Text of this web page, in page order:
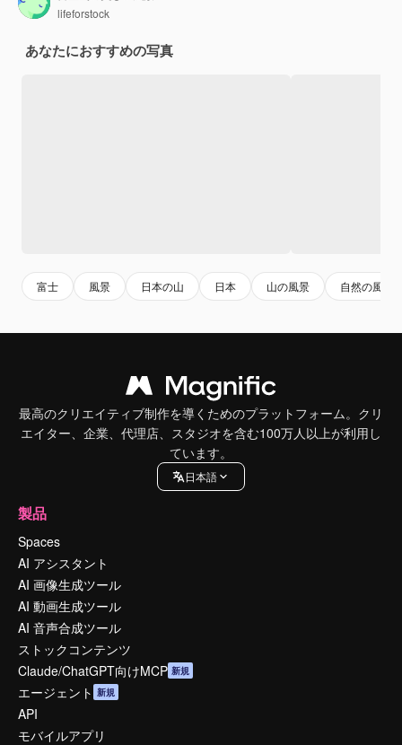
lifeforstock
あなたにおすすめの写真
富士 風景 日本の山 日本 山の風景 自然の風景
最高のクリエイティブ制作を導くためのプラットフォーム。クリ
エイター、企業、代理店、スタジオを含む100万人以上が利用し
ています。
日本語
製品
Spaces
AI アシスタント
AI 画像生成ツール
AI 動画生成ツール
AI 音声合成ツール
ストックコンテンツ
Claude/ChatGPT向けMCP 新規
エージェント 新規
API
モバイルアプリ